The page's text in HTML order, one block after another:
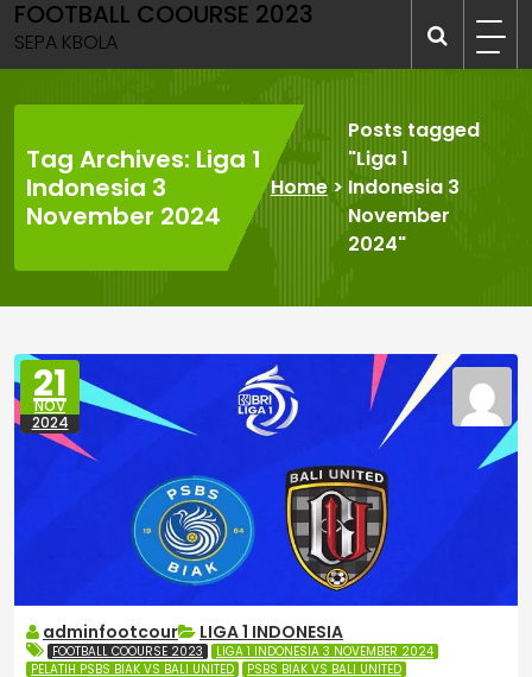
Skip
to
content
FOOTBALL COOURSE 2023
SEPA KBOLA
Tag Archives: Liga 1
Indonesia 3
November 2024
Home>
Posts tagged
"Liga 1
Indonesia 3
November
2024"
21
NOV
2024
adminfootcour LIGA 1 INDONESIA
FOOTBALL COOURSE 2023
LIGA 1 INDONESIA 3 NOVEMBER 2024
PELATIH PSBS BIAK VS BALI UNITED
PSBS BIAK VS BALI UNITED